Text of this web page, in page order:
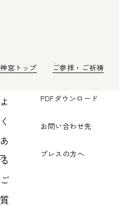
神宮トップ ご参拝・ご祈祷
よ
く
あ
る
ご
質
PDFダウンロード
お問い合わせ先
プレスの方へ